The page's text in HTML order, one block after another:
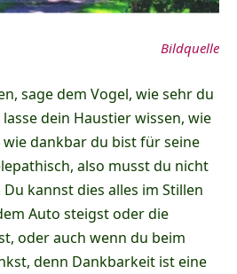
Bildquelle
sage dem Vogel, wie sehr du
dein Haustier wissen, wie
dankbar du bist für seine
also musst du nicht
kannst dies alles im Stillen
Auto steigst oder die
oder auch wenn du beim
denn Dankbarkeit ist eine